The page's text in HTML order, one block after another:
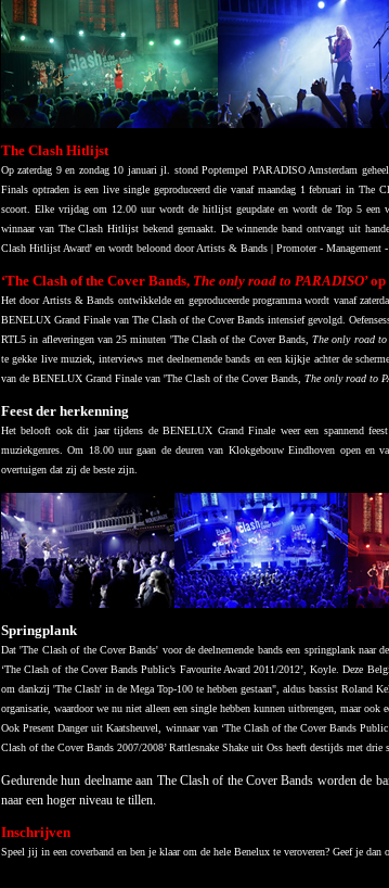
The Clash Hitlijst
Op zaterdag 9 en zondag 10 januari jl. stond Poptempel PARADISO Amsterdam
Finals optraden is een live single geproduceerd die vanaf maandag 1 februari in
scoort. Elke vrijdag om 12.00 uur wordt de hitlijst geupdate en wordt de Top 5 een
winnaar van The Clash Hitlijst bekend gemaakt. De winnende band ontvangt uit
Clash Hitlijst Award' en wordt beloond door Artists & Bands | Promoter - Management
‘The Clash of the Cover Bands, The only road to PARADISO’
Het door Artists & Bands ontwikkelde en geproduceerde programma wordt vanaf
BENELUX Grand Finale van The Clash of the Cover Bands intensief gevolgd.
RTL5 in afleveringen van 25 minuten 'The Clash of the Cover Bands,The only road to
te gekke live muziek, interviews met deelnemende bands en een kijkje achter de
van de BENELUX Grand Finale van 'The Clash of the Cover Bands, The only road to
Feest der herkenning
Het belooft ook dit jaar tijdens de BENELUX Grand Finale weer een spannend
muziekgenres. Om 18.00 uur gaan de deuren van Klokgebouw Eindhoven open
overtuigen dat zij de beste zijn.
Springplank
Dat 'The Clash of the Cover Bands' voor de deelnemende bands een springplank
‘The Clash of the Cover Bands Public’s Favourite Award 2011/2012’, Koyle. Deze
om dankzij 'The Clash' in de Mega Top-100 te hebben gestaan", aldus bassist Roland
organisatie, waardoor we nu niet alleen een single hebben kunnen uitbrengen, maar
Ook Present Danger uit Kaatsheuvel, winnaar van ‘The Clash of the Cover Bands
Clash of the Cover Bands 2007/2008’ Rattlesnake Shake uit Oss heeft destijds met drie
Gedurende hun deelname aan The Clash of the Cover Bands worden de
naar een hoger niveau te tillen.
Inschrijven
Speel jij in een coverband en ben je klaar om de hele Benelux te veroveren? Geef je